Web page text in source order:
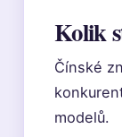
Kolik
Čínské
modelů.